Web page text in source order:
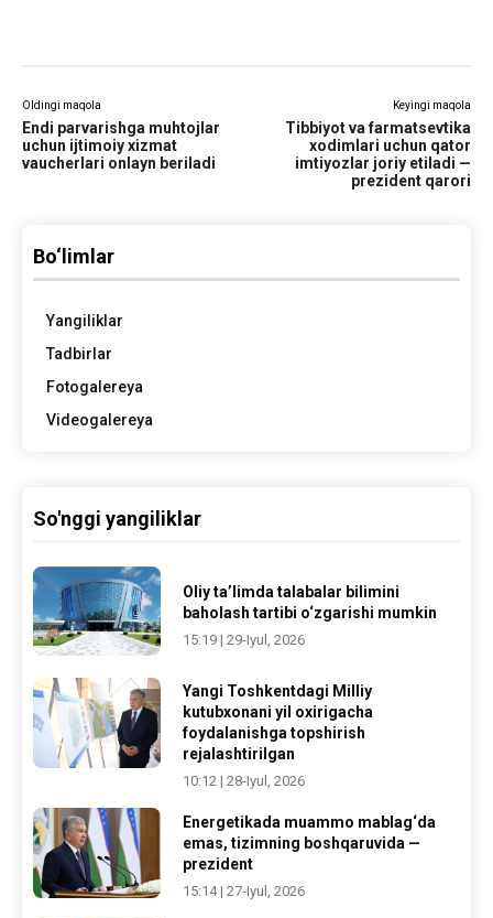
Oldingi maqola
Endi parvarishga muhtojlar
uchun ijtimoiy xizmat
vaucherlari onlayn beriladi
Keyingi maqola
Tibbiyot va farmatsevtika
xodimlari uchun qator
imtiyozlar joriy etiladi —
prezident qarori
Bo‘limlar
Yangiliklar
Tadbirlar
Fotogalereya
Videogalereya
So'nggi yangiliklar
Oliy ta’limda talabalar bilimini
baholash tartibi o‘zgarishi mumkin
15:19 | 29-Iyul, 2026
Yangi Toshkentdagi Milliy
kutubxonani yil oxirigacha
foydalanishga topshirish
rejalashtirilgan
10:12 | 28-Iyul, 2026
Energetikada muammo mablag‘da
emas, tizimning boshqaruvida —
prezident
15:14 | 27-Iyul, 2026